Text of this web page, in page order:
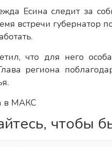
Есина следит за
встречи губернатор
что для него
региона
в МАКС
чтобы